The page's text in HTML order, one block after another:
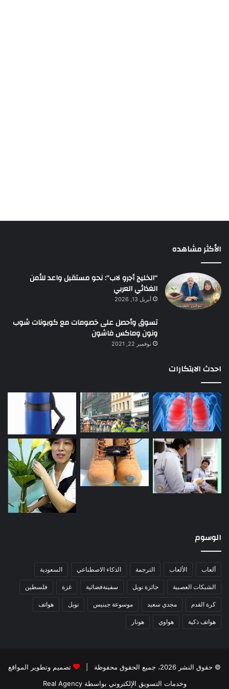
الأكثر مشاهده
“الخليج أجرو لاب”: نحو مستقبل واعد للأمن
الغذائي العربي
أبريل 13, 2026
تسوق وأحصل على خصومات مع كوبونات شوب
ونون وماكس فاشون
نوفمبر 22, 2021
احدث الابتكارات
الوسوم
ألعاب الألعاب الترجمة الذكاء الاصطناعي السعودية
الشبكات العصبية جائزة نوبل سفينةفضائية غزة فلسطين
كرة القدم مجدي سعيد موسوعة جينيس نوبل هواتف
هواتف ذكية هواوي هونار
© حقوق النشر 2026، جميع الحقوق محفوظة |
تصميم وتطوير المواقع
وخدمات التسويق الإلكتروني بواسطة Real Agency